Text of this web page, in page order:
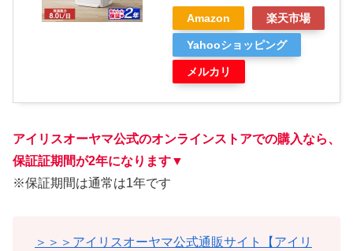
Amazon 楽天市場
Yahooショッピング
メルカリ
アイリスオーヤマ公式のオンラインストアでの購入なら、
保証証期間が2年になります▼
※保証期間は通常は1年です
＞＞＞アイリスオーヤマ公式通販サイト【アイリ